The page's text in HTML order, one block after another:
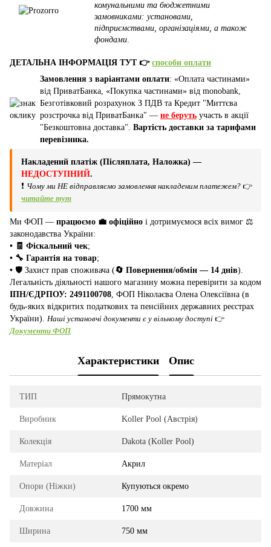
комунальними та бюджетними
замовниками: установами,
підприємствами, організаціями, а також
фондами
ДЕТАЛЬНА ІНФОРМАЦІЯ ТУТ 👉 способи оплати
Замовлення з варіантами оплати: «Оплата частинами»
від ПриватБанка, «Покупка частинами» від monobank,
Безготівковий розрахунок З ПДВ та Кредит "Миттєва
розстрочка від ПриватБанка" — не беруть участь в акції
"Безкоштовна доставка". Вартість доставки за тарифами
перевізника.
Накладений платіж (Післяплата, Наложка) —
НЕДОСТУПНИЙ.
❗ Чому ми НЕ відправляємо замовлення накладеним платежем? 👉
читайте тут
Ми ФОП — працюємо 💼 офіційно і дотримуємося всіх вимог ⚖️
законодавства України:
• 🧾 Фіскальний чек;
• 🔧 Гарантія на товар;
• 🛡️ Захист прав споживача (🔄 Повернення/обмін — 14 днів).
Легальність діяльності нашого магазину можна перевірити за кодом
ІПН/ЄДРПОУ: 2491100708 , ФОП Ніколаєва Олена Олексіївна (в
будь-яких відкритих податкових та пенсійних державних реєстрах
України). Наші установчі документи є у вільному доступі 👉
Документи ФОП
Характеристики Опис
ТИП Прямокутна
Виробник Koller Pool (Австрія)
Колекція Dakota (Koller Pool)
Матеріал Акрил
Опори (Ніжки) Купуються окремо
Довжина 1700 мм
Ширина 750 мм